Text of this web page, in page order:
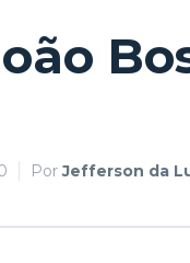
PorJefferson da